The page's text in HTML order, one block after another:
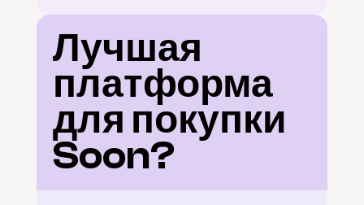
Лучшая
платформа
для покупки
Soon?